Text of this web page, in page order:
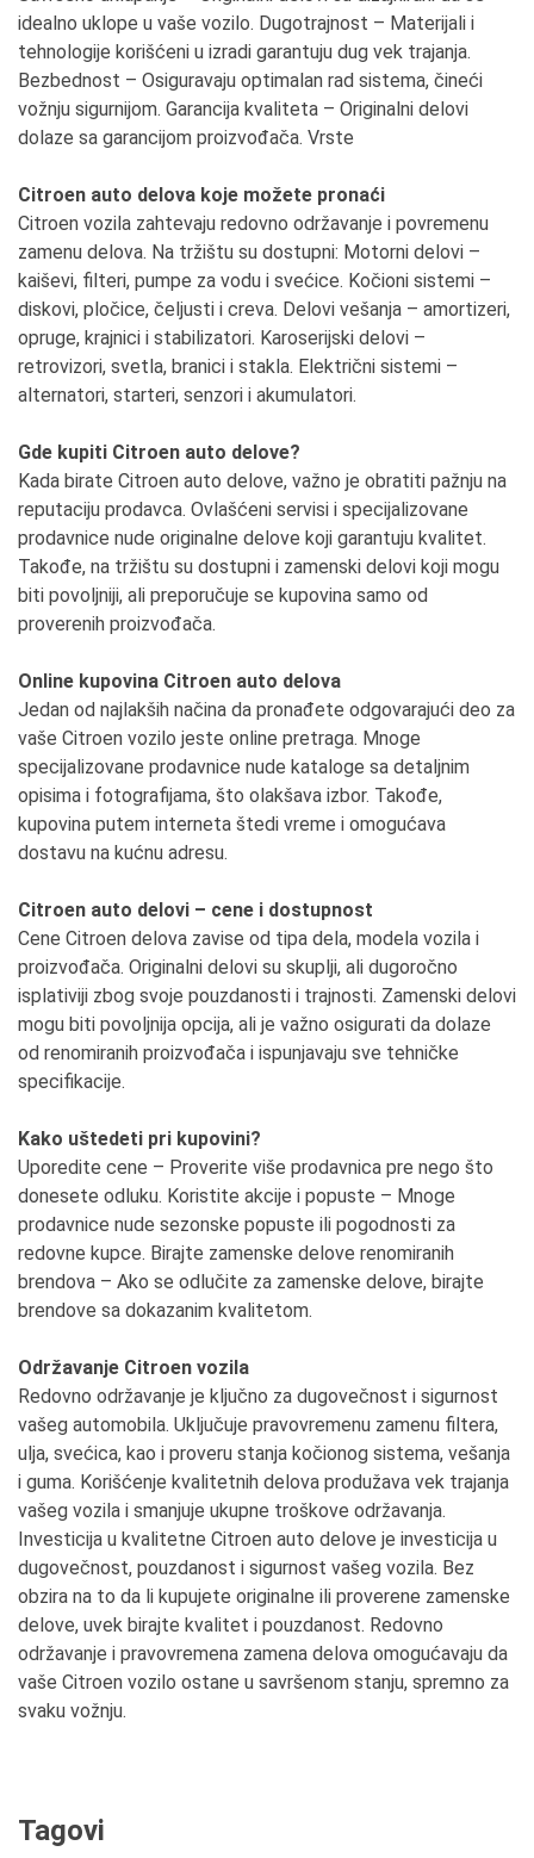
idealno uklope u vaše vozilo. Dugotrajnost – Materijali i
tehnologije korišćeni u izradi garantuju dug vek trajanja.
Bezbednost – Osiguravaju optimalan rad sistema, čineći
vožnju sigurnijom. Garancija kvaliteta – Originalni delovi
dolaze sa garancijom proizvođača. Vrste
Citroen auto delova koje možete pronaći
Citroen vozila zahtevaju redovno održavanje i povremenu
zamenu delova. Na tržištu su dostupni: Motorni delovi –
kaiševi, filteri, pumpe za vodu i svećice. Kočioni sistemi –
diskovi, pločice, čeljusti i creva. Delovi vešanja – amortizeri,
opruge, krajnici i stabilizatori. Karoserijski delovi –
retrovizori, svetla, branici i stakla. Električni sistemi –
alternatori, starteri, senzori i akumulatori.
Gde kupiti Citroen auto delove?
Kada birate Citroen auto delove, važno je obratiti pažnju na
reputaciju prodavca. Ovlašćeni servisi i specijalizovane
prodavnice nude originalne delove koji garantuju kvalitet.
Takođe, na tržištu su dostupni i zamenski delovi koji mogu
biti povoljniji, ali preporučuje se kupovina samo od
proverenih proizvođača.
Online kupovina Citroen auto delova
Jedan od najlakših načina da pronađete odgovarajući deo za
vaše Citroen vozilo jeste online pretraga. Mnoge
specijalizovane prodavnice nude kataloge sa detaljnim
opisima i fotografijama, što olakšava izbor. Takođe,
kupovina putem interneta štedi vreme i omogućava
dostavu na kućnu adresu.
Citroen auto delovi – cene i dostupnost
Cene Citroen delova zavise od tipa dela, modela vozila i
proizvođača. Originalni delovi su skuplji, ali dugoročno
isplativiji zbog svoje pouzdanosti i trajnosti. Zamenski delovi
mogu biti povoljnija opcija, ali je važno osigurati da dolaze
od renomiranih proizvođača i ispunjavaju sve tehničke
specifikacije.
Kako uštedeti pri kupovini?
Uporedite cene – Proverite više prodavnica pre nego što
donesete odluku. Koristite akcije i popuste – Mnoge
prodavnice nude sezonske popuste ili pogodnosti za
redovne kupce. Birajte zamenske delove renomiranih
brendova – Ako se odlučite za zamenske delove, birajte
brendove sa dokazanim kvalitetom.
Održavanje Citroen vozila
Redovno održavanje je ključno za dugovečnost i sigurnost
vašeg automobila. Uključuje pravovremenu zamenu filtera,
ulja, svećica, kao i proveru stanja kočionog sistema, vešanja
i guma. Korišćenje kvalitetnih delova produžava vek trajanja
vašeg vozila i smanjuje ukupne troškove održavanja.
Investicija u kvalitetne Citroen auto delove je investicija u
dugovečnost, pouzdanost i sigurnost vašeg vozila. Bez
obzira na to da li kupujete originalne ili proverene zamenske
delove, uvek birajte kvalitet i pouzdanost. Redovno
održavanje i pravovremena zamena delova omogućavaju da
vaše Citroen vozilo ostane u savršenom stanju, spremno za
svaku vožnju.
Tagovi